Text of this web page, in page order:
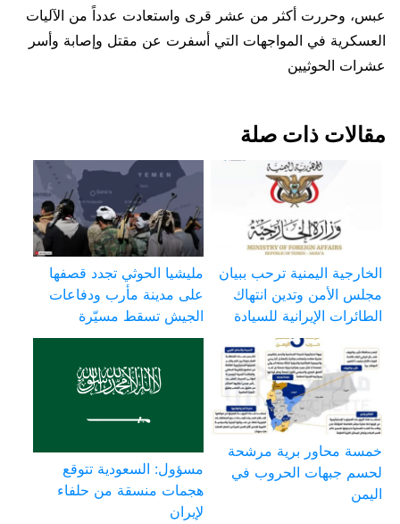
عبس، وحررت أكثر من عشر قرى واستعادت عدداً من الآليات
العسكرية في المواجهات التي أسفرت عن مقتل وإصابة وأسر
عشرات الحوثيين
مقالات ذات صلة
الخارجية اليمنية ترحب ببيان
مجلس الأمن وتدين انتهاك
الطائرات الإيرانية للسيادة
مليشيا الحوثي تجدد قصفها
على مدينة مأرب ودفاعات
الجيش تسقط مسيّرة
خمسة محاور برية مرشحة
لحسم جبهات الحروب في
اليمن
مسؤول: السعودية تتوقع
هجمات منسقة من حلفاء
لإيران